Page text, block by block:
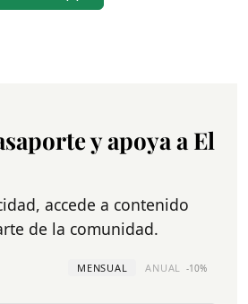
y apoya a El
accede a contenido
de la comunidad.
MENSUAL ANUAL -10%